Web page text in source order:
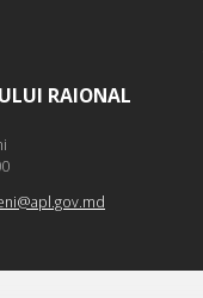
RAIONAL